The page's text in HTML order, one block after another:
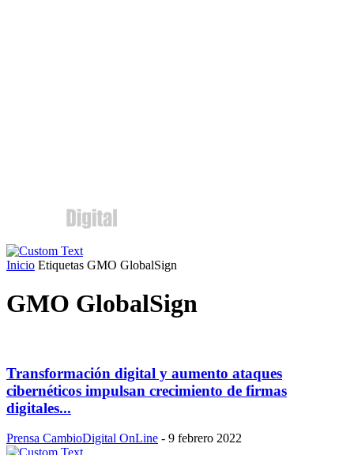
Inicio Etiquetas GMO GlobalSign
GMO GlobalSign
Transformación digital y aumento ataques
cibernéticos impulsan crecimiento de firmas
digitales...
Prensa CambioDigital OnLine - 9 febrero 2022